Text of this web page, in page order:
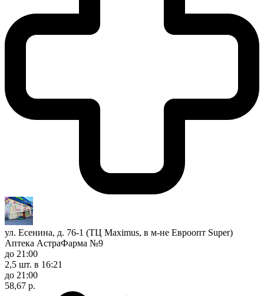
ул. Есенина, д. 76-1 (ТЦ Maximus, в м-не Евроопт Super)
Аптека АстраФарма №9
до 21:00
2,5 шт. в 16:21
до 21:00
58,67 р.